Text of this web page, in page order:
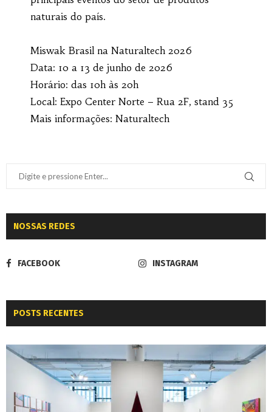
naturais do país.
Miswak Brasil na Naturaltech 2026
Data: 10 a 13 de junho de 2026
Horário: das 10h às 20h
Local: Expo Center Norte – Rua 2F, stand 35
Mais informações: Naturaltech
NOSSAS REDES
FACEBOOK INSTAGRAM
POSTS RECENTES